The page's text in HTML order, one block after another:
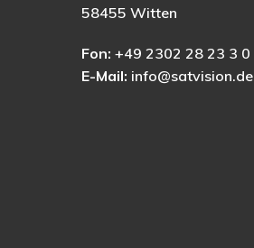
58455 Witten
Fon: +49 2302 28 23 3 0
E-Mail: info@satvision.de